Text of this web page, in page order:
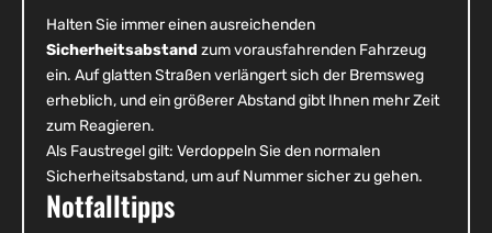
Halten Sie immer einen ausreichenden
Sicherheitsabstand zum vorausfahrenden Fahrzeug
ein. Auf glatten Straßen verlängert sich der Bremsweg
erheblich, und ein größerer Abstand gibt Ihnen mehr Zeit
zum Reagieren.
Als Faustregel gilt: Verdoppeln Sie den normalen
Sicherheitsabstand, um auf Nummer sicher zu gehen.
Notfalltipps